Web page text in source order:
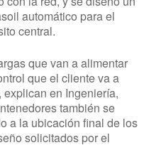
automático para el
central.
que van a alimentar
que el cliente va a
explican en Ingeniería,
también se
a la ubicación final de los
solicitados por el